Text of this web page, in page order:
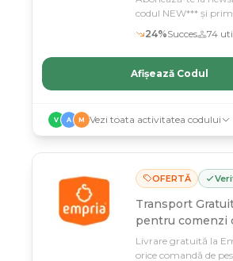
codul NEW*** și
reducere la
24%Succes 74
Afișează Codul
V A M Vezi toata activitatea codului
OFERTĂ
Transport
pentru comenzi
lei
Livrare gratuită la
orice comandă de